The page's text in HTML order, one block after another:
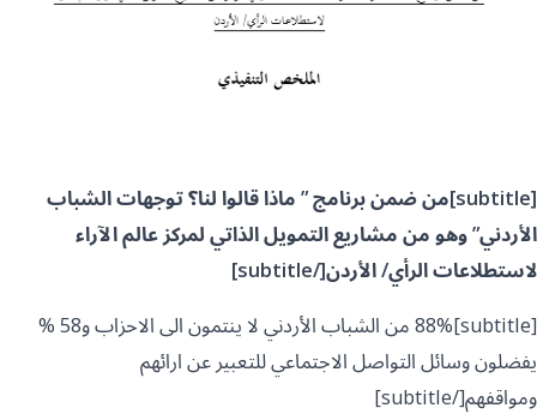
[subtitle]من ضمن برنامج ” ماذا قالوا لنا؟ توجهات الشباب
الأردني” وهو من مشاريع التمويل الذاتي لمركز عالم الآراء
لاستطلاعات الرأي/ الأردن[/subtitle]
[subtitle]88% من الشباب الأردني لا ينتمون الى الاحزاب و58 %
يفضلون وسائل التواصل الاجتماعي للتعبير عن ارائهم
ومواقفهم[/subtitle]